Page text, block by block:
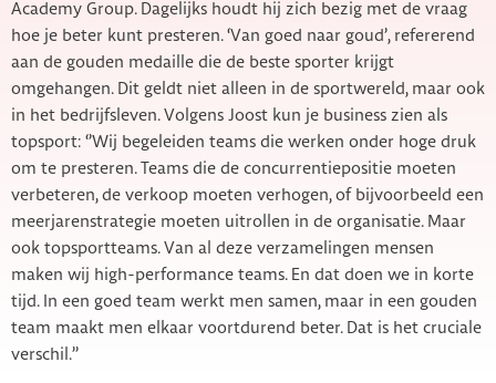
Academy Group. Dagelijks houdt hij zich bezig met de vraag
hoe je beter kunt presteren. ‘Van goed naar goud’, refererend
aan de gouden medaille die de beste sporter krijgt
omgehangen. Dit geldt niet alleen in de sportwereld, maar ook
in het bedrijfsleven. Volgens Joost kun je business zien als
topsport: ‘’Wij begeleiden teams die werken onder hoge druk
om te presteren. Teams die de concurrentiepositie moeten
verbeteren, de verkoop moeten verhogen, of bijvoorbeeld een
meerjarenstrategie moeten uitrollen in de organisatie. Maar
ook topsportteams. Van al deze verzamelingen mensen
maken wij high-performance teams. En dat doen we in korte
tijd. In een goed team werkt men samen, maar in een gouden
team maakt men elkaar voortdurend beter. Dat is het cruciale
verschil.’’